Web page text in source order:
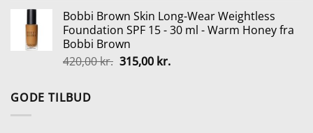
pris
var:
1.499,00 kr..
pris
er:
Bobbi Brown Skin Long-Wear Weightless
Foundation SPF 15 - 30 ml - Warm Honey fra
Bobbi Brown
420,00kr. Den
315,00 kr.Den
GODE TILBUD